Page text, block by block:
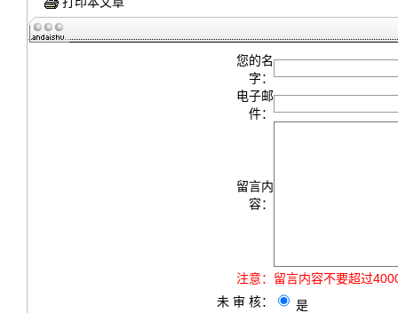
您的名
字：
电子邮
件：
留言内
容：
注意： 留言内容不要超过
未 审 核：
是